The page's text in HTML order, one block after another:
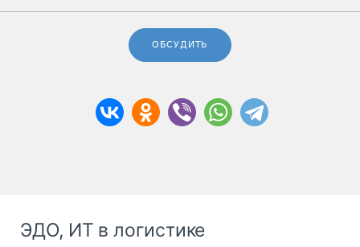
ОБСУДИТЬ
ЭДО, ИТ в логистике